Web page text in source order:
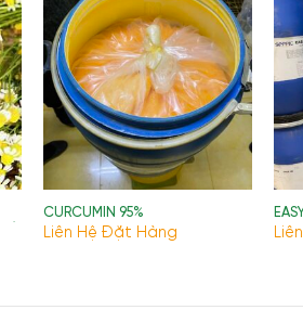
CURCUMIN 95%
Liên Hệ Đặt Hàng